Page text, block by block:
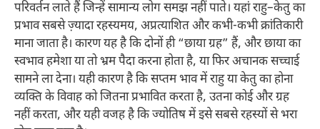
परिवर्तन लाते हैं जिन्हें सामान्य लोग समझ नहीं पाते। यहां राहु–केतु का
प्रभाव सबसे ज़्यादा रहस्यमय, अप्रत्याशित और कभी-कभी क्रांतिकारी
माना जाता है। कारण यह है कि दोनों ही “छाया ग्रह” हैं, और छाया का
स्वभाव हमेशा या तो भ्रम पैदा करना होता है, या फिर अचानक सच्चाई
सामने ला देना। यही कारण है कि सप्तम भाव में राहु या केतु का होना
व्यक्ति के विवाह को जितना प्रभावित करता है, उतना कोई और ग्रह
नहीं करता, और यही वजह है कि ज्योतिष में इसे सबसे रहस्यों से भरा